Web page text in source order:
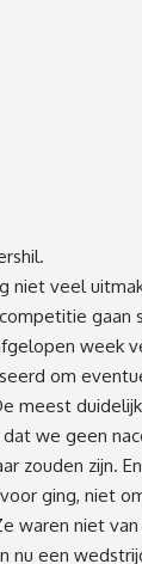
niet veel
gaan
week
om
meest
we geen
zouden zijn.
ging, niet
waren niet
nu een